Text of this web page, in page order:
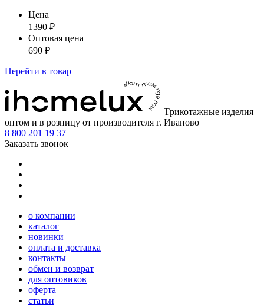
Цена
1390 ₽
Оптовая цена
690 ₽
Перейти в товар
Tрикотажные изделия
оптом и в розницу от производителя г. Иваново
8 800 201 19 37
Заказать звонок
о компании
каталог
новинки
оплата и доставка
контакты
обмен и возврат
для оптовиков
оферта
статьи